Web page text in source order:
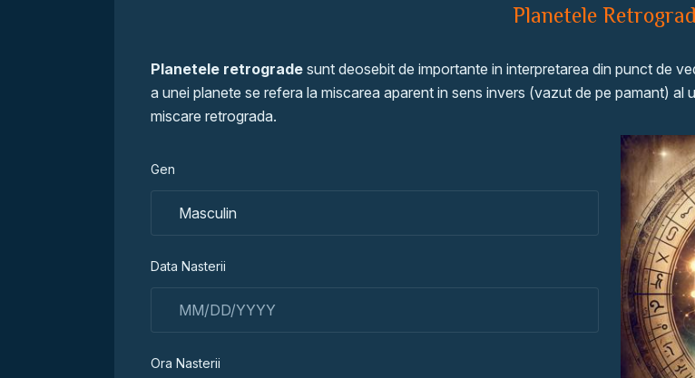
Planetele
Planetele retrograde sunt deosebit de importante in interpretarea din punct de
a unei planete se refera la miscarea aparent in sens invers (vazut de pe pamant) al
miscare retrograda.
Gen
Data Nasterii
Ora Nasterii